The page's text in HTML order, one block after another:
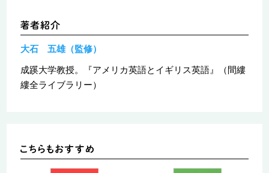
大石 五雄（監修）
成蹊大学教授。『アメリカ英語とイギリス英語』（間縷
縷全ライブラリー）